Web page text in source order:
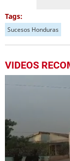
Tags:
Sucesos Honduras
VIDEOS